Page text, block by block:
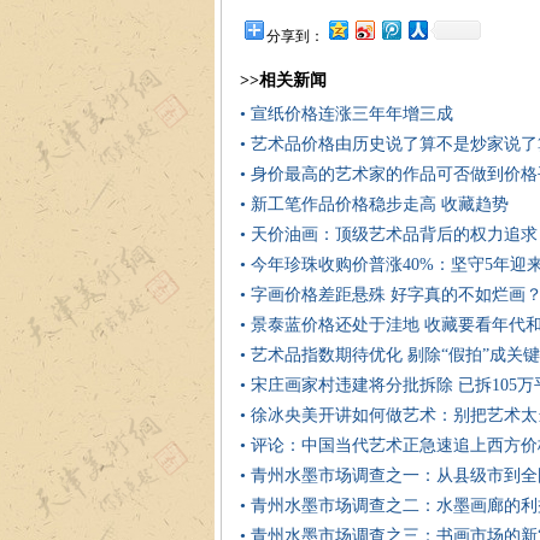
分享到：
>>相关新闻
• 宣纸价格连涨三年年增三成
• 艺术品价格由历史说了算不是炒家说
• 身价最高的艺术家的作品可否做到价
• 新工笔作品价格稳步走高 收藏趋势
• 天价油画：顶级艺术品背后的权力追求
• 今年珍珠收购价普涨40%：坚守5年迎
• 字画价格差距悬殊 好字真的不如烂画
• 景泰蓝价格还处于洼地 收藏要看年代
• 艺术品指数期待优化 剔除“假拍”成关键
• 宋庄画家村违建将分批拆除 已拆105万
• 徐冰央美开讲如何做艺术：别把艺术
• 评论：中国当代艺术正急速追上西方
• 青州水墨市场调查之一：从县级市到
• 青州水墨市场调查之二：水墨画廊的
• 青州水墨市场调查之三：书画市场的新